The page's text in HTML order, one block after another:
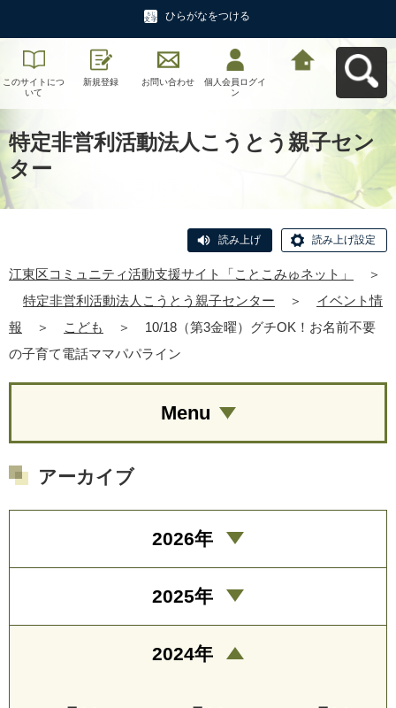
ひらがなをつける
このサイトにつ
いて
新規登録 お問い合わせ
個人会員ログイ
ン
特定非営利活動法人こうとう親子セン
ター
読み上げ 読み上げ設定
江東区コミュニティ活動支援サイト「ことこみゅネット」
＞
特定非営利活動法人こうとう親子センター
＞
イベント情
報
＞ こども ＞
10/18（第3金曜）グチOK！お名前不要
の子育て電話ママパパライン
Menu
アーカイブ
2026年
2025年
2024年